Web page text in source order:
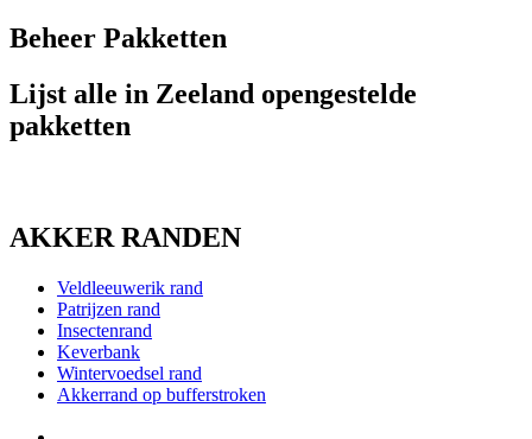
Beheer Pakketten
Lijst alle in Zeeland opengestelde
pakketten
AKKER RANDEN
Veldleeuwerik rand
Patrijzen rand
Insectenrand
Keverbank
Wintervoedsel rand
Akkerrand op bufferstroken